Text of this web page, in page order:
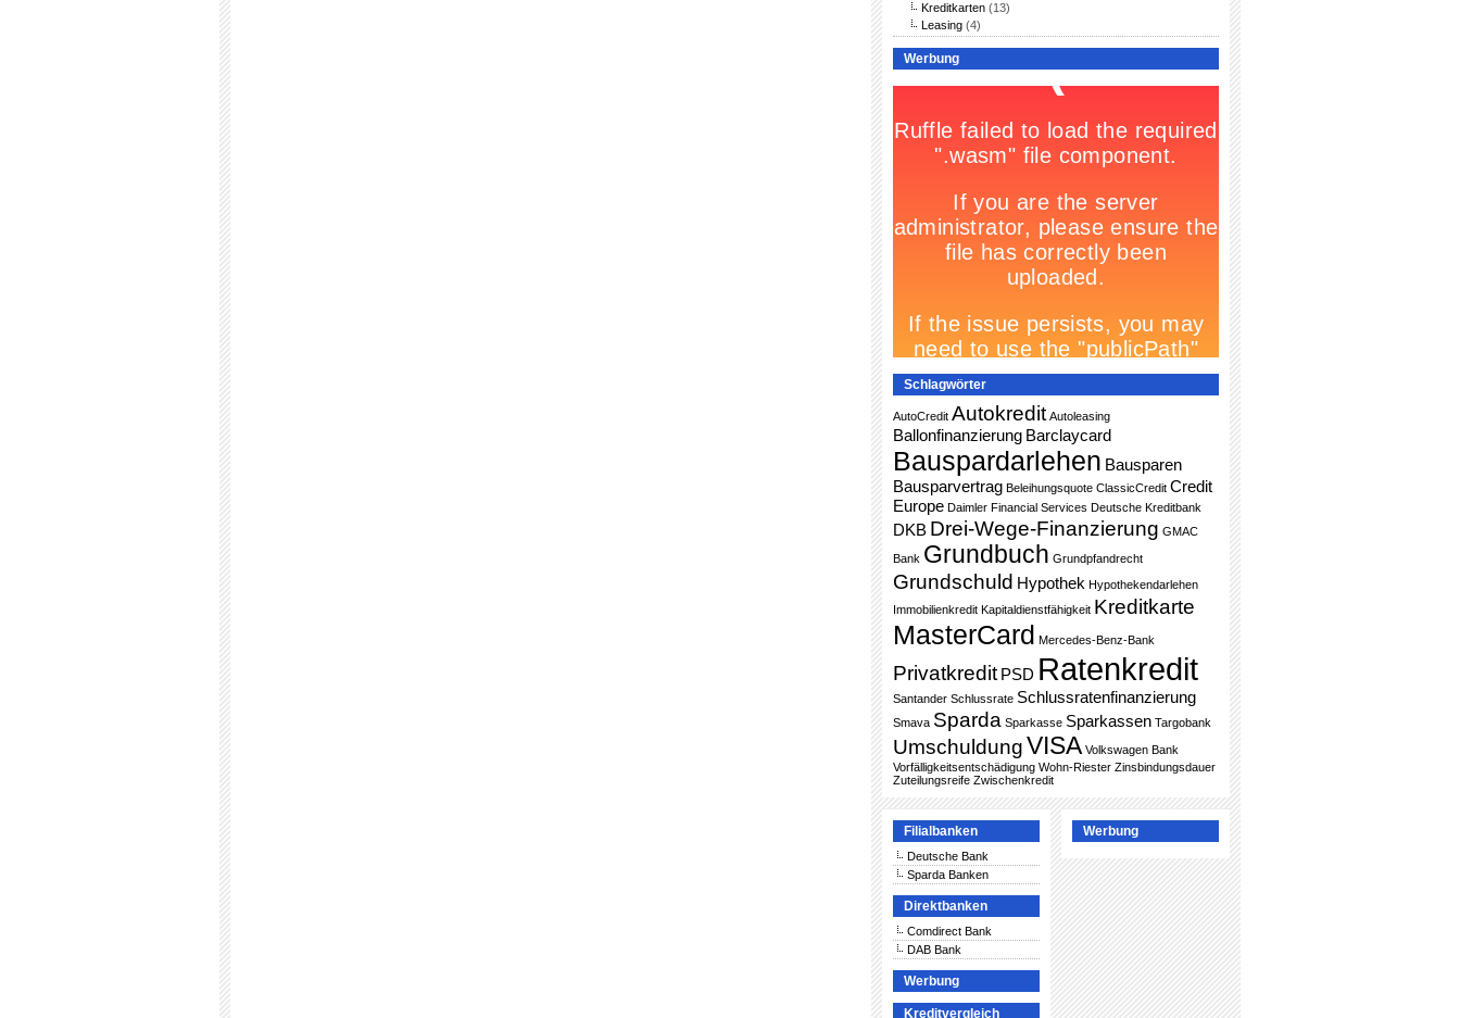
Kreditkarten (13)
Leasing (4)
Werbung
Schlagwörter
AutoCredit Autokredit Autoleasing
Ballonfinanzierung Barclaycard
Bauspardarlehen Bausparen
Bausparvertrag Beleihungsquote ClassicCredit Credit
Europe Daimler Financial Services Deutsche Kreditbank
DKB Drei-Wege-Finanzierung GMAC
Bank Grundbuch Grundpfandrecht
Grundschuld Hypothek Hypothekendarlehen
Immobilienkredit Kapitaldienstfähigkeit Kreditkarte
MasterCard Mercedes-Benz-Bank
Privatkredit PSD Ratenkredit
Santander Schlussrate Schlussratenfinanzierung
Smava Sparda Sparkasse Sparkassen Targobank
UmschuldungVISA Volkswagen Bank
Vorfälligkeitsentschädigung Wohn-Riester Zinsbindungsdauer
Zuteilungsreife Zwischenkredit
Filialbanken
Deutsche Bank
Sparda Banken
Direktbanken
Comdirect Bank
DAB Bank
Werbung
Kreditvergleich
Werbung